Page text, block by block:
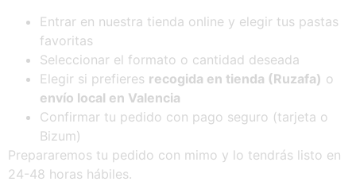
Entrar en nuestra tienda online y elegir tus pastas
favoritas
Seleccionar el formato o cantidad deseada
Elegir si prefieres recogida en tienda (Ruzafa) o
envío local en Valencia
Confirmar tu pedido con pago seguro (tarjeta o
Bizum)
Prepararemos tu pedido con mimo y lo tendrás listo en
24-48 horas hábiles.